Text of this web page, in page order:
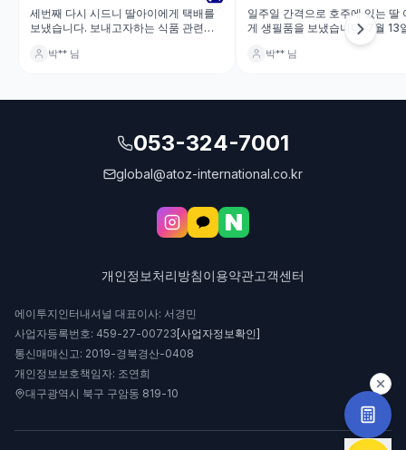
세번째 다시 시드니 딸아이에게 택배를
보냈습니다. 보내고자하는 식품 관련해
었습니다, 말씀주신 주의사항을 바탕으
딸아이에게 무사히 전달되었습니다. 딸
의 조금한 행복에 엄마는 오늘도 흐뭇할
주의 규정 때문에 잘 도착할수 있도록 애
박** 님
일주일 간격으로 호주에 있는 딸
게 생필품을 보냈습니다. 7월 13
택배 수거해서 7월 20일 호주 시
서 딸아이가 무사히 택배 받았습
투지가 함께 해주어 수월하였습
🧡
박** 님
개인정보처리방침이용약관고객센터
에이투지인터내셔널 대표이사: 서경민
사업자등록번호: 459-27-00723 [사업자정보확인]
통신매매신고: 2019-경북경산-0408
개인정보보호책임자: 조연희
대구광역시 북구 구암동 819-10
053-324-7001
global@atoz-international.co.kr